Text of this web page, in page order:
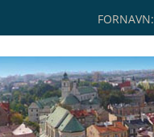
FORNAVN: